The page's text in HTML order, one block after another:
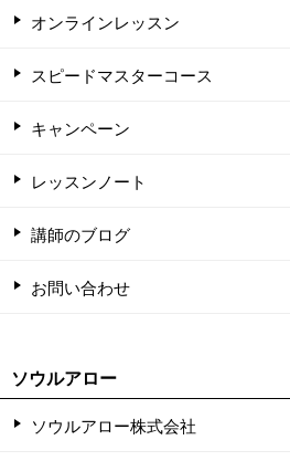
オンラインレッスン
スピードマスターコース
キャンペーン
レッスンノート
講師のブログ
お問い合わせ
ソウルアロー
ソウルアロー株式会社